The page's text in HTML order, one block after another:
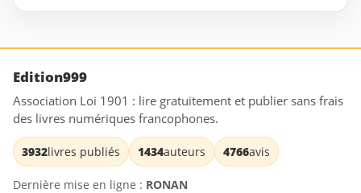
Edition999
Association Loi 1901 : lire gratuitement et publier sans frais
des livres numériques francophones.
3932livres publiés 1434auteurs 4766avis
Dernière mise en ligne : RONAN